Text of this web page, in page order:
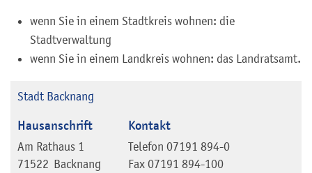
wenn Sie in einem Stadtkreis wohnen: die
Stadtverwaltung
wenn Sie in einem Landkreis wohnen: das Landratsamt.
Stadt Backnang
Hausanschrift
Am Rathaus 1
71522 Backnang
Kontakt
Telefon 07191 894-0
Fax 07191 894-100